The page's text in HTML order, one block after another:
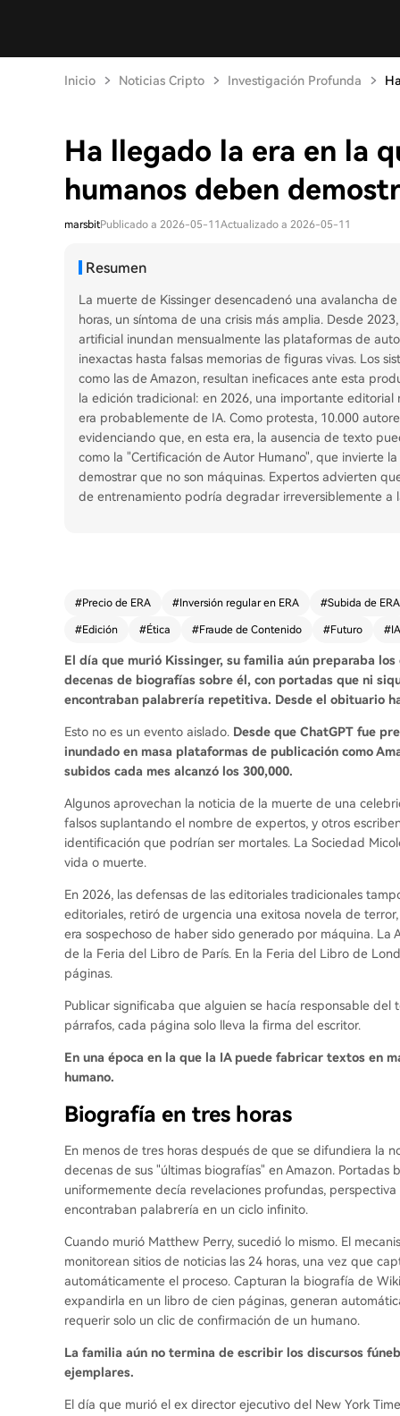
Inicio Noticias Cripto Investigación Profunda
Ha llegado la era en la
humanos deben
marsbitPublicado a 2026-05-11 Actualizado a 2026-05-11
Resumen
La muerte de Kissinger desencadenó una avalancha
horas, un síntoma de una crisis más amplia. Desde
artificial inundan mensualmente las plataformas de
inexactas hasta falsas memorias de figuras vivas. Los
como las de Amazon, resultan ineficaces ante esta
la edición tradicional: en 2026, una importante
era probablemente de IA. Como protesta, 10.000
evidenciando que, en esta era, la ausencia de texto
como la "Certificación de Autor Humano", que invierte
demostrar que no son máquinas. Expertos advierten
de entrenamiento podría degradar irreversiblemente a
#Precio de ERA #Inversión regular en ERA #Subida de ERA
#Edición #Ética #Fraude de Contenido #Futuro #IA
El día que murió Kissinger, su familia aún preparaba
decenas de biografías sobre él, con portadas que ni
encontraban palabrería repetitiva. Desde el obituario
Esto no es un evento aislado. Desde que ChatGPT fue
inundado en masa plataformas de publicación como
subidos cada mes alcanzó los 300,000.
Algunos aprovechan la noticia de la muerte de una
falsos suplantando el nombre de expertos, y otros
identificación que podrían ser mortales. La Sociedad
vida o muerte.
En 2026, las defensas de las editoriales tradicionales
editoriales, retiró de urgencia una exitosa novela de
era sospechoso de haber sido generado por máquina. La
de la Feria del Libro de París. En la Feria del Libro de
páginas.
Publicar significaba que alguien se hacía responsable del
párrafos, cada página solo lleva la firma del escritor.
En una época en la que la IA puede fabricar textos en
humano.
Biografía en tres horas
En menos de tres horas después de que se difundiera la
decenas de sus "últimas biografías" en Amazon.
uniformemente decía revelaciones profundas,
encontraban palabrería en un ciclo infinito.
Cuando murió Matthew Perry, sucedió lo mismo. El
monitorean sitios de noticias las 24 horas, una vez que
automáticamente el proceso. Capturan la biografía de
expandirla en un libro de cien páginas, generan
requerir solo un clic de confirmación de un humano.
La familia aún no termina de escribir los discursos
ejemplares.
El día que murió el ex director ejecutivo del New York